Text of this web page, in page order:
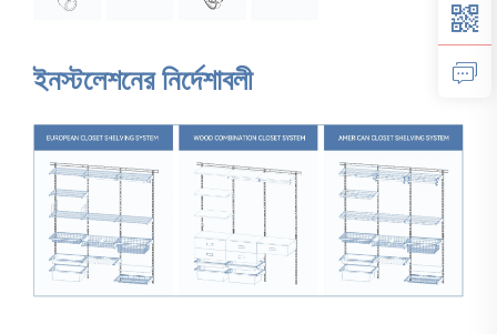
ইনস্টলেশনের নির্দেশাবলী